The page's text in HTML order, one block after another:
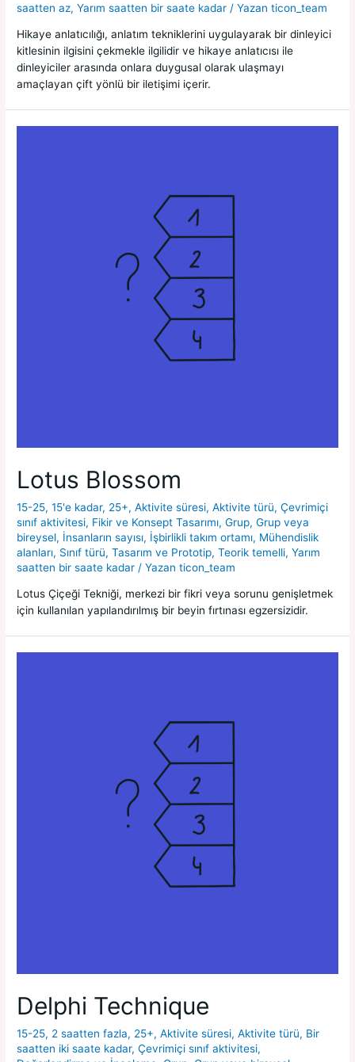
saatten az,Yarım saatten bir saate kadar / Yazan ticon_team
Hikaye anlatıcılığı, anlatım tekniklerini uygulayarak bir dinleyici
kitlesinin ilgisini çekmekle ilgilidir ve hikaye anlatıcısı ile
dinleyiciler arasında onlara duygusal olarak ulaşmayı
amaçlayan çift yönlü bir iletişimi içerir.
Lotus Blossom
15-25,15'e kadar, 25+,Aktivite süresi,Aktivite türü,Çevrimiçi
sınıf aktivitesi, Fikir ve Konsept Tasarımı,Grup,Grup veya
bireysel, İnsanların sayısı, İşbirlikli takım ortamı, Mühendislik
alanları, Sınıf türü,Tasarım ve Prototip,Teorik temelli,Yarım
saatten bir saate kadar / Yazan ticon_team
Lotus Çiçeği Tekniği, merkezi bir fikri veya sorunu genişletmek
için kullanılan yapılandırılmış bir beyin fırtınası egzersizidir.
Delphi Technique
15-25, 2 saatten fazla, 25+,Aktivite süresi,Aktivite türü, Bir
saatten iki saate kadar,Çevrimiçi sınıf aktivitesi,